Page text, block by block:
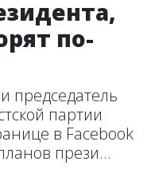
по-
председатель
партии
в Facebook
прези...